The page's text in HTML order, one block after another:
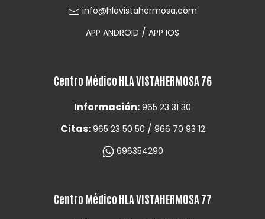
info@hlavistahermosa.com
APP ANDROID / APP IOS
Centro Médico HLA VISTAHERMOSA 76
Información: 965 23 31 30
Citas: 965 23 50 50 / 966 70 93 12
696354290
Centro Médico HLA VISTAHERMOSA 77